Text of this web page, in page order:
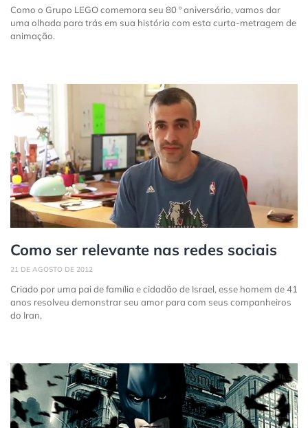
Como o Grupo LEGO comemora seu 80 º aniversário, vamos dar
uma olhada para trás em sua história com esta curta-metragem de
animação.
Como ser relevante nas redes sociais
21 DE AGOSTO DE 2012
Criado por uma pai de família e cidadão de Israel, esse homem de 41
anos resolveu demonstrar seu amor para com seus companheiros
do Iran,